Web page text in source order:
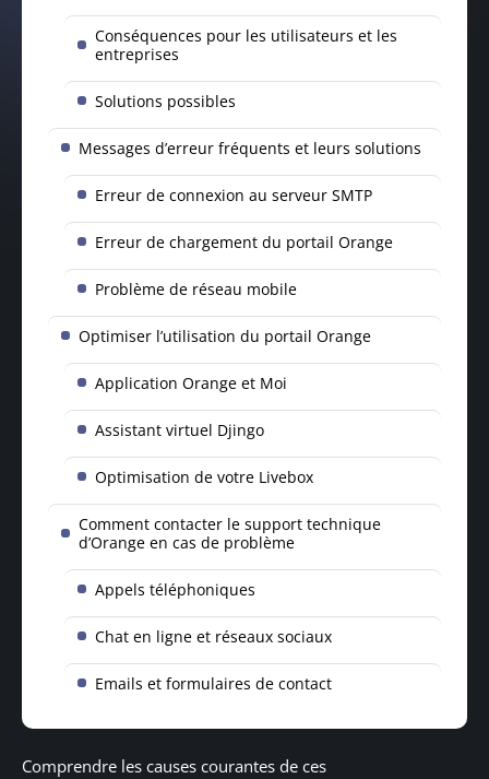
Conséquences pour les utilisateurs et les
entreprises
Solutions possibles
Messages d’erreur fréquents et leurs solutions
Erreur de connexion au serveur SMTP
Erreur de chargement du portail Orange
Problème de réseau mobile
Optimiser l’utilisation du portail Orange
Application Orange et Moi
Assistant virtuel Djingo
Optimisation de votre Livebox
Comment contacter le support technique
d’Orange en cas de problème
Appels téléphoniques
Chat en ligne et réseaux sociaux
Emails et formulaires de contact
Comprendre les causes courantes de ces